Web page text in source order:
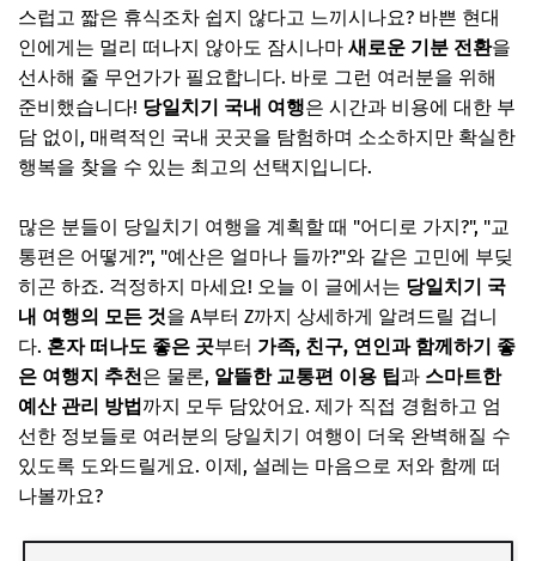
스럽고 짧은 휴식조차 쉽지 않다고 느끼시나요? 바쁜 현대
인에게는 멀리 떠나지 않아도 잠시나마 새로운 기분 전환을
선사해 줄 무언가가 필요합니다. 바로 그런 여러분을 위해
준비했습니다! 당일치기 국내 여행은 시간과 비용에 대한 부
담 없이, 매력적인 국내 곳곳을 탐험하며 소소하지만 확실한
행복을 찾을 수 있는 최고의 선택지입니다.
많은 분들이 당일치기 여행을 계획할 때 "어디로 가지?", "교
통편은 어떻게?", "예산은 얼마나 들까?"와 같은 고민에 부딪
히곤 하죠. 걱정하지 마세요! 오늘 이 글에서는 당일치기 국
내 여행의 모든 것을 A부터 Z까지 상세하게 알려드릴 겁니
다. 혼자 떠나도 좋은 곳부터 가족, 친구, 연인과 함께하기 좋
은 여행지 추천은 물론, 알뜰한 교통편 이용 팁과 스마트한
예산 관리 방법까지 모두 담았어요. 제가 직접 경험하고 엄
선한 정보들로 여러분의 당일치기 여행이 더욱 완벽해질 수
있도록 도와드릴게요. 이제, 설레는 마음으로 저와 함께 떠
나볼까요?